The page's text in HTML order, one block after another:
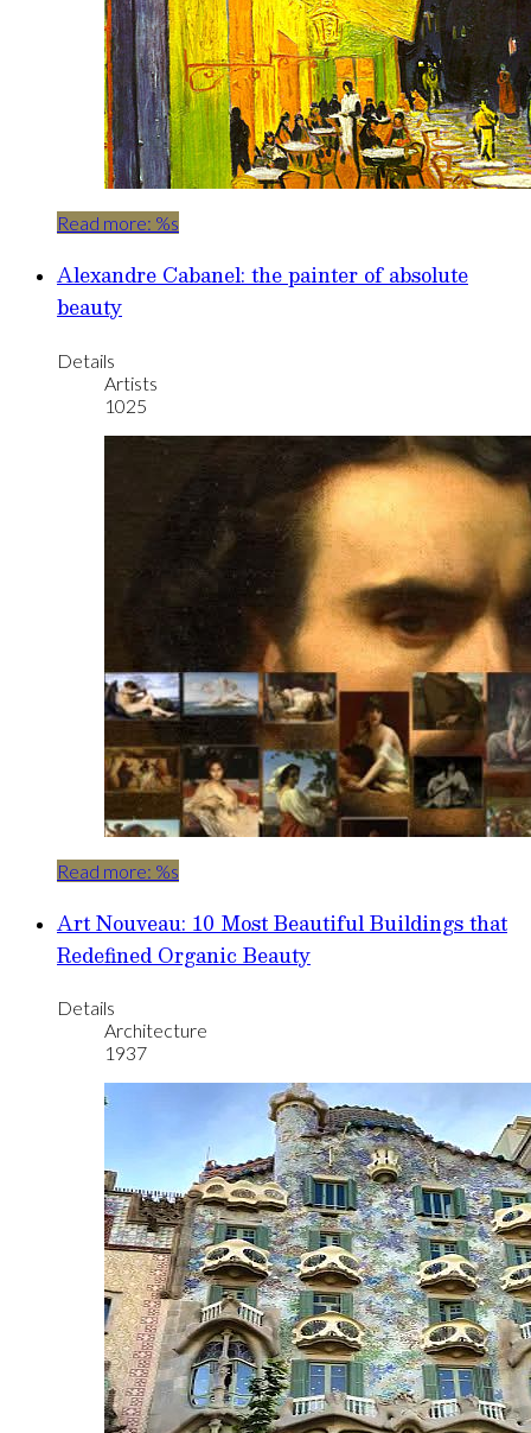
Read more: %s
Alexandre Cabanel: the painter of absolute
beauty
Details
Artists
1025
Read more: %s
Art Nouveau: 10 Most Beautiful Buildings that
Redefined Organic Beauty
Details
Architecture
1937